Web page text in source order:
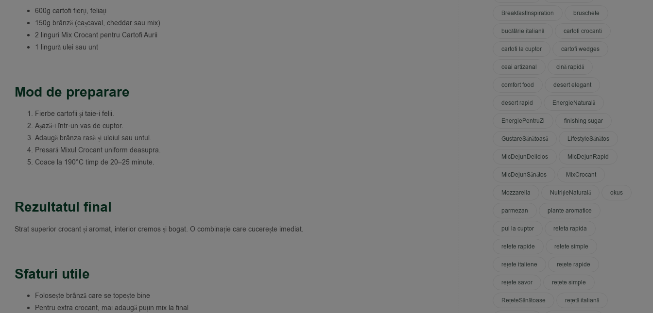
600g cartofi fierți, feliați
150g brânză (cașcaval, cheddar sau mix)
2 linguri Mix Crocant pentru Cartofi Aurii
1 lingură ulei sau unt
Mod de preparare
Fierbe cartofii și taie-i felii.
Așază-i într-un vas de cuptor.
Adaugă brânza rasă și uleiul sau untul.
Presară Mixul Crocant uniform deasupra.
Coace la 190°C timp de 20–25 minute.
Rezultatul final
Strat superior crocant și aromat, interior cremos și bogat. O combinație care cucerește imediat.
Sfaturi utile
Folosește brânză care se topește bine
Pentru extra crocant, mai adaugă puțin mix la final
BreakfastInspiration bruschete
bucătărie italiană cartofi crocanti
cartofi la cuptor cartofi wedges
ceai artizanal cină rapidă
comfort food desert elegant
desert rapid EnergieNaturală
EnergiePentruZi finishing sugar
GustareSănătoasă LifestyleSănătos
MicDejunDelicios MicDejunRapid
MicDejunSănătos MixCrocant
Mozzarella NutrițieNaturală okus
parmezan plante aromatice
pui la cuptor reteta rapida
retete rapide retete simple
rețete italiene rețete rapide
rețete savor rețete simple
RețeteSănătoase rețetă italiană